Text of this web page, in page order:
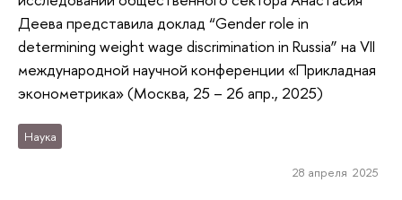
Деева представила доклад “Gender role in
determining weight wage discrimination in Russia” на VII
международной научной конференции «Прикладная
эконометрика» (Москва, 25 – 26 апр., 2025)
Наука
28 апреля 2025